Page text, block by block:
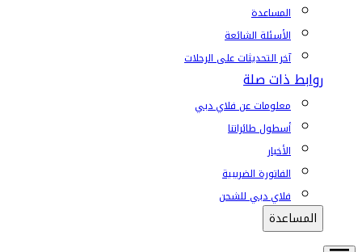
المساعدة
الأسئلة الشائعة
آخر التحديثات على الرحلات
روابط ذات صلة
معلومات عن فلاي دبي
أسطول طائراتنا
الأخبار
الفاتورة الضريبية
فلاي دبي للشحن
المساعدة